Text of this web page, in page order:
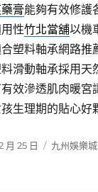
膏能夠有效修護
性竹北當舖以機
塑料軸承網路推
滑動軸承採用天
效滲透肌肉暖宮
生理期的貼心好
月 25 日
分
九州娛樂城